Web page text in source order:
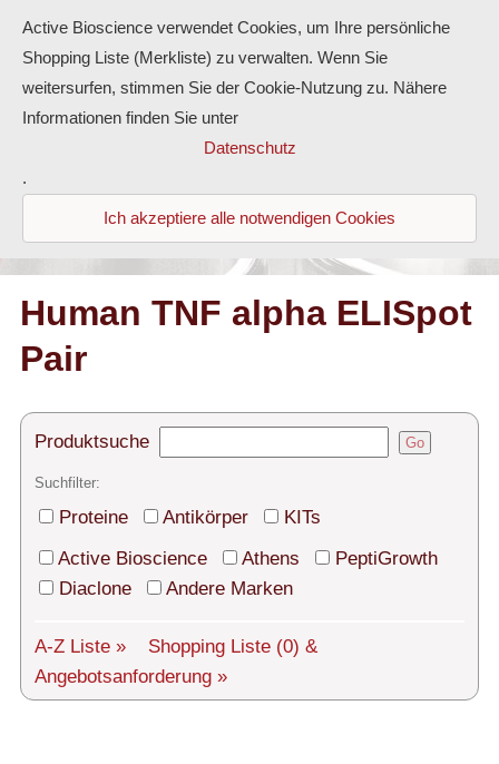
Antikörper
ELISA-Kits
Diaclone Produkte
Home
Kontakt
Versand
Über uns
Service
AGBs
Human TNF alpha ELISpot
Pair
Produktsuche Go
Suchfilter:
Proteine Antikörper
KITs
Active Bioscience
Athens
PeptiGrowth
Diaclone
Andere Marken
A-Z Liste » Shopping Liste (0) &
Angebotsanforderung »
Active Bioscience verwendet Cookies, um Ihre persönliche
Shopping Liste (Merkliste) zu verwalten. Wenn Sie
weitersurfen, stimmen Sie der Cookie-Nutzung zu. Nähere
Informationen finden Sie unter
Datenschutz
.
Ich akzeptiere alle notwendigen Cookies